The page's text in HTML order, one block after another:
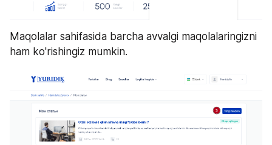
Maqolalar sahifasida barcha avvalgi maqolalaringizni
ham ko'rishingiz mumkin.